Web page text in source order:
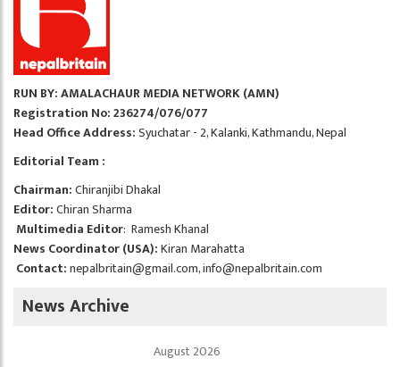
RUN BY: AMALACHAUR MEDIA NETWORK (AMN)
Registration No: 236274/076/077
Head Office Address:Syuchatar - 2, Kalanki, Kathmandu, Nepal
Editorial Team :
Chairman:Chiranjibi Dhakal
Editor:Chiran Sharma
Multimedia Editor: Ramesh Khanal
News Coordinator (USA):Kiran Marahatta
Contact:nepalbritain@gmail.com,info@nepalbritain.com
News Archive
August 2026